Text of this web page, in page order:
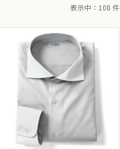
表示中：108 件